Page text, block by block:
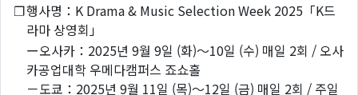
❐행사명：K Drama & Music Selection Week 2025「K드
라마 상영회」
ー오사카：2025년 9월 9일 (화)～10일 (수) 매일 2회 / 오사
카공업대학 우메다캠퍼스 죠쇼홀
－도쿄：2025년 9월 11일 (목)～12일 (금) 매일 2회 / 주일